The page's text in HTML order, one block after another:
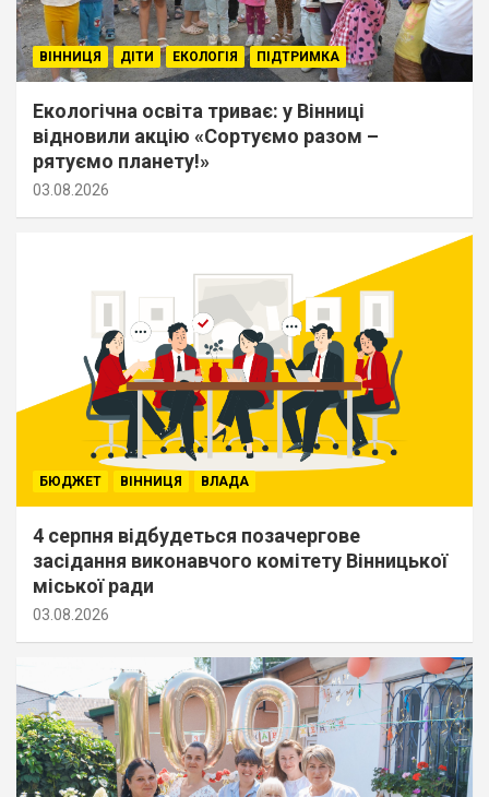
ВІННИЦЯ ДІТИ ЕКОЛОГІЯ ПІДТРИМКА
Екологічна освіта триває: у Вінниці
відновили акцію «Сортуємо разом –
рятуємо планету!»
03.08.2026
БЮДЖЕТ ВІННИЦЯ ВЛАДА
4 серпня відбудеться позачергове
засідання виконавчого комітету Вінницької
міської ради
03.08.2026